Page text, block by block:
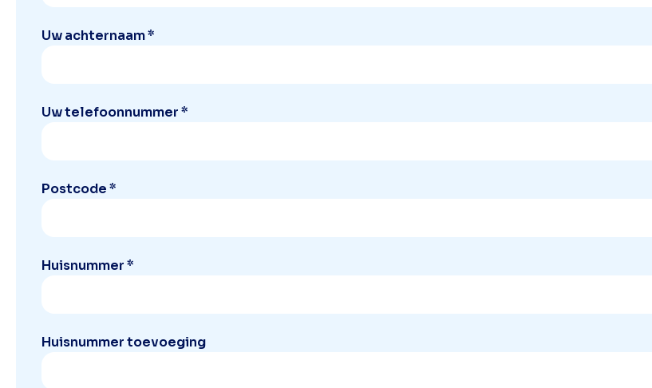
Uw achternaam *
Uw telefoonnummer *
Postcode *
Huisnummer *
Huisnummer toevoeging